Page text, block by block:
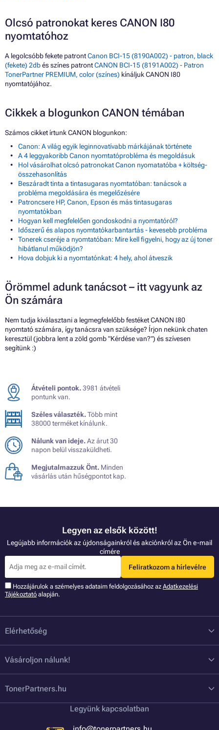
Olcsó patronokat keres CANON I80
nyomtatóhoz
A legolcsóbb fekete patrontCanon BCI-15 (8190A002) - patron, black
(fekete) 2dbés színes patrontCANON BCI-15 (8191A002) - Patron
TonerPartner PREMIUM, color (színes) kínáljuk CANON I80
nyomtatójához.
Cikkek a blogunkon CANON témában
Számos cikket írtunk CANON blogunkon:
Canon: A világ egyik leginnovatívabb márkájának története
A 4 leggyakoribb Canon nyomtatóprobléma és megoldásuk
Hol vásárolhat olcsó patronokat Canon nyomatatóba + költség-
összehasonlítás
Beszáradt tinta a tintasugaras nyomtatóban: tanácsok a
probléma megoldására és megelőzésére
Patroncsere HP, Canon, Epson és más tintasugaras
nyomtatókban
Hogyan kell megfelelően gondoskodni a nyomtatóról?
Időszerű és alapos nyomtatókarbantartás - kevesebb probléma
Tonerek cseréje a nyomtatóban: Mire kell figyelni, hogy az új toner
hibátlanul működjön?
Hova dobjuk ki a nyomtatónkat: 4 hely, ahol átveszik
Örömmel adunk tanácsot – itt vagyunk az
Ön számára
Nem tudja kiválasztani a legmegfelelőbb festéket CANON I80
nyomtató számára, így tanácsra van szüksége? Írjon nekünk chaten
keresztül (jobbra lent a zöld gomb "Kérdése van?") és szívesen
segítünk :)
Átvételi pontok.3981 átvételi
pontunk van.
Széles választék.Több mint
38000 terméket kínálunk.
Nálunk van ideje.Az árut 30
napon belül visszaküldheti.
Megjutalmazzuk Önt. Minden
vásárlás után hűségpontot kap.
Legyen az elsők között!
Legújabb információk az újdonságainkról és akciónkról az Ön e-mail
címére
Feliratkozom a hírlevélre
Hozzájárulok a szémelyes adataim feldolgozásához az Adatkezelési
Tájékoztató alapján.
Elérhetőség
Vásároljon nálunk!
TonerPartners.hu
Legyünk kapcsolatban